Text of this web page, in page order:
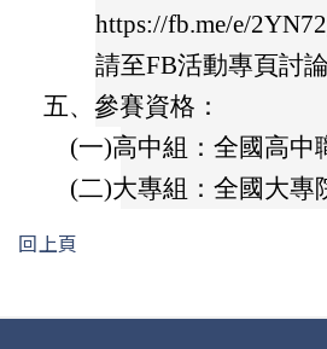
https://fb.me/e/
請至FB活動專頁討
五、參賽資格：
(一)高中組：全國高中
(二)大專組：全國大專
回上頁